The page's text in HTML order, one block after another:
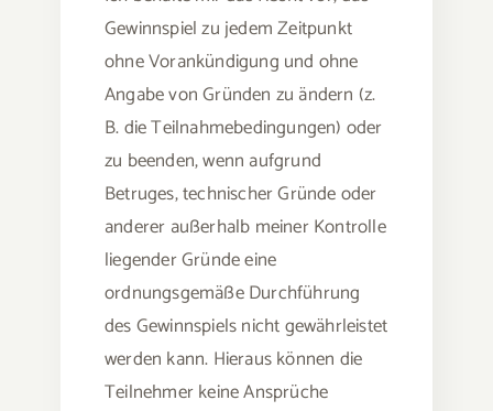
Gewinnspiel zu jedem Zeitpunkt
ohne Vorankündigung und ohne
Angabe von Gründen zu ändern (z.
B. die Teilnahmebedingungen) oder
zu beenden, wenn aufgrund
Betruges, technischer Gründe oder
anderer außerhalb meiner Kontrolle
liegender Gründe eine
ordnungsgemäße Durchführung
des Gewinnspiels nicht gewährleistet
werden kann. Hieraus können die
Teilnehmer keine Ansprüche